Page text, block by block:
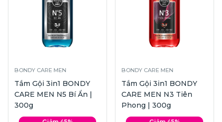
BONDY CARE MEN
Tắm Gội 3in1 BONDY
CARE MEN N5 Bí Ẩn |
300g
BONDY CARE MEN
Tắm Gội 3in1 BONDY
CARE MEN N3 Tiên
Phong | 300g